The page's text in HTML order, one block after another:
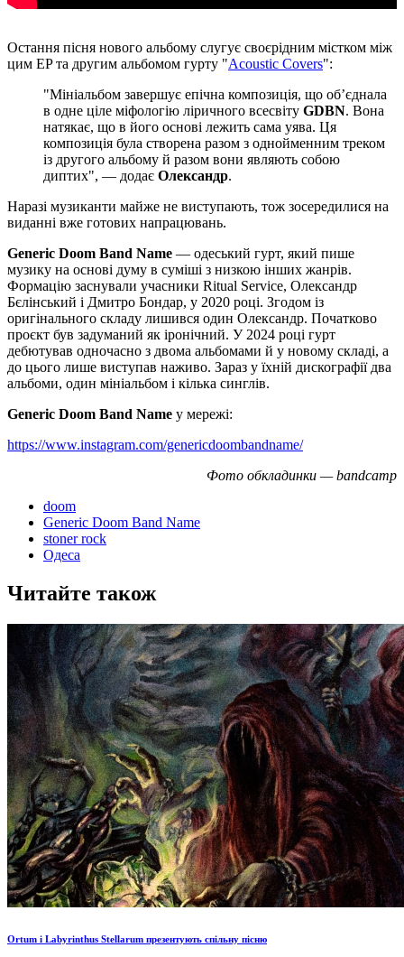
Остання пісня нового альбому слугує своєрідним містком між
цим EP та другим альбомом гурту "Acoustic Covers":
"Мініальбом завершує епічна композиція, що обʼєднала
в одне ціле міфологію ліричного всесвіту GDBN. Вона
натякає, що в його основі лежить сама уява. Ця
композиція була створена разом з однойменним треком
із другого альбому й разом вони являють собою
диптих", — додає Олександр.
Наразі музиканти майже не виступають, тож зосередилися на
виданні вже готових напрацювань.
Generic Doom Band Name — одеський гурт, який пише
музику на основі думу в суміші з низкою інших жанрів.
Формацію заснували учасники Ritual Service, Олександр
Бєлінський і Дмитро Бондар, у 2020 році. Згодом із
оригінального складу лишився один Олександр. Початково
проєкт був задуманий як іронічний. У 2024 році гурт
дебютував одночасно з двома альбомами й у новому складі, а
до цього лише виступав наживо. Зараз у їхній дискографії два
альбоми, один мініальбом і кілька синглів.
Generic Doom Band Name у мережі:
https://www.instagram.com/genericdoombandname/
Фото обкладинки — bandcamp
doom
Generic Doom Band Name
stoner rock
Одеса
Читайте також
Ortum і Labyrinthus Stellarum презентують спільну пісню